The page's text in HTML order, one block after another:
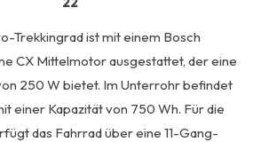
Trekkingrad ist mit einem Bosch
CX Mittelmotor ausgestattet, der eine
250 W bietet. Im Unterrohr befindet
einer Kapazität von 750 Wh. Für die
das Fahrrad über eine 11-Gang-